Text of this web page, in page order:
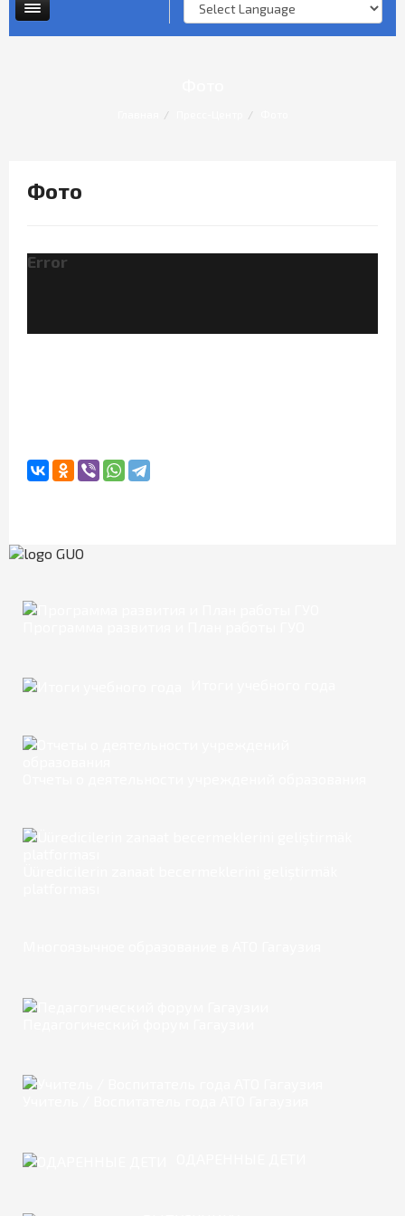
Опросы и анкеты
Фото
Error